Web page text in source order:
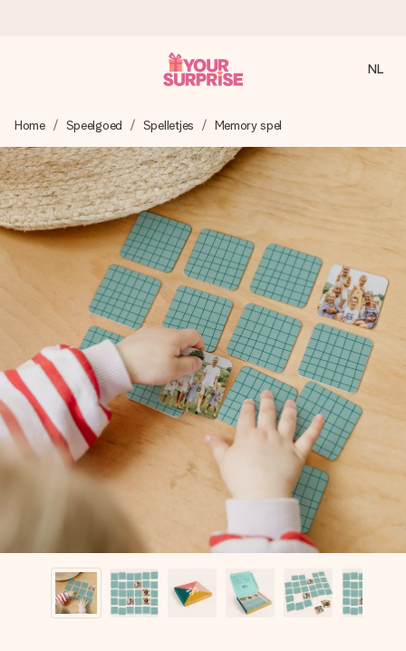
We maken jouw cadeau met zorg en zorgen dat het
razendsnel onderweg is - zodat jij kunt geven op precies
het juiste moment, wanneer het het meeste betekent.
4,8 (gebaseerd op +8.000 reviews)
Onze cadeaus worden gewaardeerd. Klanten beoordelen
ons met een 4,7 op Google Reviews
Gratis wenskaartje
Je maakt in een paar stappen iets unieks – met haar naam,
jullie foto of een boodschap die raakt. Zonder gedoe, maar
met alle aandacht voor het moment.
NL
Home Speelgoed Spelletjes Memory spel